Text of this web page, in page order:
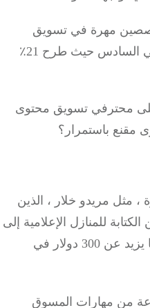
مهرة في تسويق
المحتوى باعتباره التحدي الرئيسي السادس حيث طرح 21٪
محترفي تسويق محتوى
باستمرار؟
مريدو خلار ، الذين
للمنازل الإعلامية إلى
الآن ، تطلب ما يزيد عن 300 دولار في
مهارات المسوق